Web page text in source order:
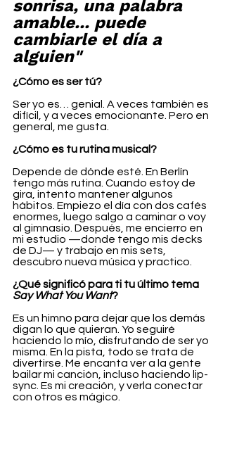
sonrisa, una palabra
amable... puede
cambiarle el día a
alguien"
¿Cómo es ser tú?
Ser yo es… genial. A veces también es
difícil, y a veces emocionante. Pero en
general, me gusta.
¿Cómo es tu rutina musical?
Depende de dónde esté. En Berlín
tengo más rutina. Cuando estoy de
gira, intento mantener algunos
hábitos. Empiezo el día con dos cafés
enormes, luego salgo a caminar o voy
al gimnasio. Después, me encierro en
mi estudio —donde tengo mis decks
de DJ— y trabajo en mis sets,
descubro nueva música y practico.
¿Qué significó para ti tu último tema
Say What You Want?
Es un himno para dejar que los demás
digan lo que quieran. Yo seguiré
haciendo lo mío, disfrutando de ser yo
misma. En la pista, todo se trata de
divertirse. Me encanta ver a la gente
bailar mi canción, incluso haciendo lip-
sync. Es mi creación, y verla conectar
con otros es mágico.